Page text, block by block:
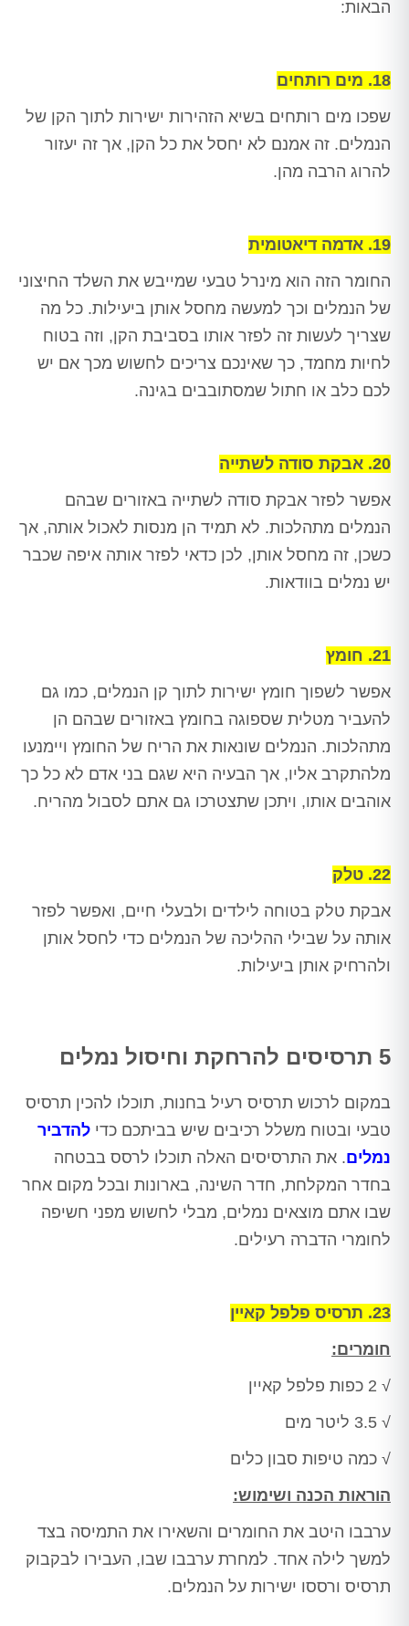
הבאות:
18. מים רותחים
שפכו מים רותחים בשיא הזהירות ישירות לתוך הקן של
הנמלים. זה אמנם לא יחסל את כל הקן, אך זה יעזור
להרוג הרבה מהן.
19. אדמה דיאטומית
החומר הזה הוא מינרל טבעי שמייבש את השלד החיצוני
של הנמלים וכך למעשה מחסל אותן ביעילות. כל מה
שצריך לעשות זה לפזר אותו בסביבת הקן, וזה בטוח
לחיות מחמד, כך שאינכם צריכים לחשוש מכך אם יש
לכם כלב או חתול שמסתובבים בגינה.
20. אבקת סודה לשתייה
אפשר לפזר אבקת סודה לשתייה באזורים שבהם
הנמלים מתהלכות. לא תמיד הן מנסות לאכול אותה, אך
כשכן, זה מחסל אותן, לכן כדאי לפזר אותה איפה שכבר
יש נמלים בוודאות.
21. חומץ
אפשר לשפוך חומץ ישירות לתוך קן הנמלים, כמו גם
להעביר מטלית שספוגה בחומץ באזורים שבהם הן
מתהלכות. הנמלים שונאות את הריח של החומץ ויימנעו
מלהתקרב אליו, אך הבעיה היא שגם בני אדם לא כל כך
אוהבים אותו, ויתכן שתצטרכו גם אתם לסבול מהריח.
22. טלק
אבקת טלק בטוחה לילדים ולבעלי חיים, ואפשר לפזר
אותה על שבילי ההליכה של הנמלים כדי לחסל אותן
ולהרחיק אותן ביעילות.
5 תרסיסים להרחקת וחיסול נמלים
במקום לרכוש תרסיס רעיל בחנות, תוכלו להכין תרסיס
טבעי ובטוח משלל רכיבים שיש בביתכם כדי להדביר
נמלים. את התרסיסים האלה תוכלו לרסס בבטחה
בחדר המקלחת, חדר השינה, בארונות ובכל מקום אחר
שבו אתם מוצאים נמלים, מבלי לחשוש מפני חשיפה
לחומרי הדברה רעילים.
23. תרסיס פלפל קאיין
חומרים:
√ 2 כפות פלפל קאיין
√ 3.5 ליטר מים
√ כמה טיפות סבון כלים
הוראות הכנה ושימוש:
ערבבו היטב את החומרים והשאירו את התמיסה בצד
למשך לילה אחד. למחרת ערבבו שבו, העבירו לבקבוק
תרסיס ורססו ישירות על הנמלים.